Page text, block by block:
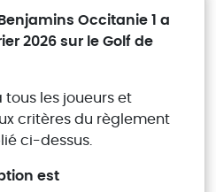
Occitanie 1 a
2026 sur le Golf de
les joueurs et
critères du règlement
ci-dessus.
est